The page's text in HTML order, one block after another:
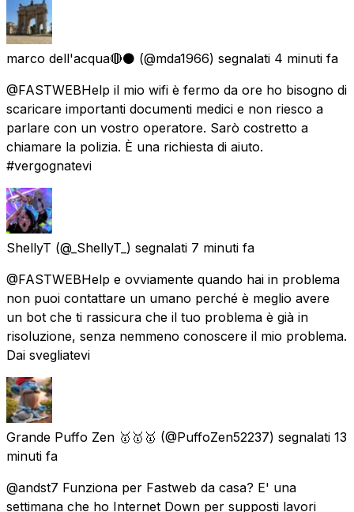
marco dell'acqua🔴⚫ (@mda1966) segnalati 4 minuti fa
@FASTWEBHelp il mio wifi è fermo da ore ho bisogno di
scaricare importanti documenti medici e non riesco a
parlare con un vostro operatore. Sarò costretto a
chiamare la polizia. È una richiesta di aiuto.
#vergognatevi
ShellyT (@_ShellyT_) segnalati 7 minuti fa
@FASTWEBHelp e ovviamente quando hai in problema
non puoi contattare un umano perché è meglio avere
un bot che ti rassicura che il tuo problema è già in
risoluzione, senza nemmeno conoscere il mio problema.
Dai svegliatevi
Grande Puffo Zen 🥇🥇🥇 (@PuffoZen52237) segnalati 13
minuti fa
@andst7 Funziona per Fastweb da casa? E' una
settimana che ho Internet Down per supposti lavori